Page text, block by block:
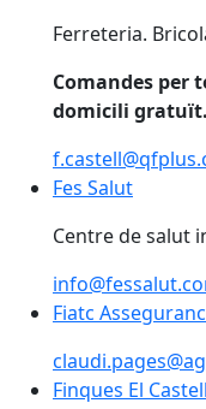
Ferreteria.
Comandes per
domicili gratuït.
Fes Salut
Fes Salut
Centre de salut
Fiatc
Fiatc
Finques El Castell
Finques El Castell